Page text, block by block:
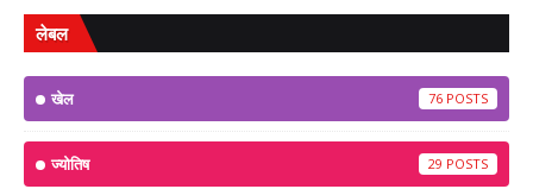
लेबल
खेल 76
ज्योतिष 29